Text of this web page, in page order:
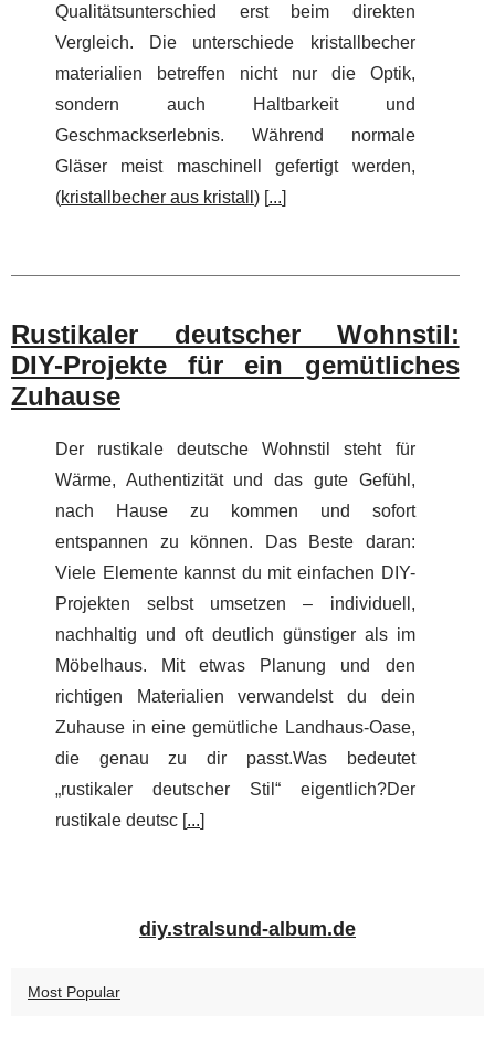
Qualitätsunterschied erst beim direkten
Vergleich. Die unterschiede kristallbecher
materialien betreffen nicht nur die Optik,
sondern auch Haltbarkeit und
Geschmackserlebnis. Während normale
Gläser meist maschinell gefertigt werden,
(kristallbecher aus kristall ) [...]
Rustikaler deutscher Wohnstil:
DIY-Projekte für ein gemütliches
Zuhause
Der rustikale deutsche Wohnstil steht für
Wärme, Authentizität und das gute Gefühl,
nach Hause zu kommen und sofort
entspannen zu können. Das Beste daran:
Viele Elemente kannst du mit einfachen DIY-
Projekten selbst umsetzen – individuell,
nachhaltig und oft deutlich günstiger als im
Möbelhaus. Mit etwas Planung und den
richtigen Materialien verwandelst du dein
Zuhause in eine gemütliche Landhaus-Oase,
die genau zu dir passt.Was bedeutet
„rustikaler deutscher Stil“ eigentlich?Der
rustikale deutsc [...]
diy.stralsund-album.de
Most Popular